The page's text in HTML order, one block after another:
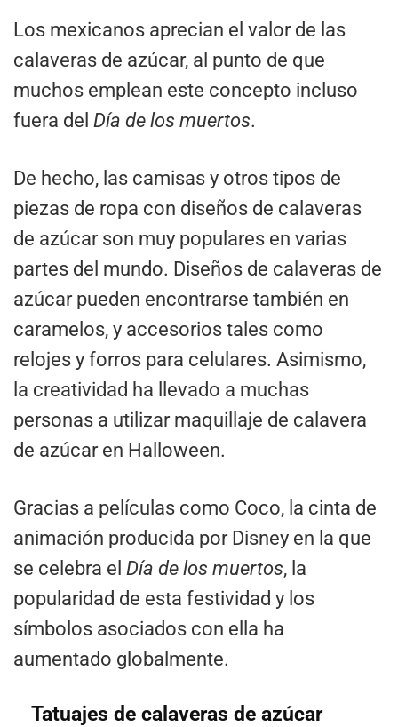
Los mexicanos aprecian el valor de las
calaveras de azúcar, al punto de que
muchos emplean este concepto incluso
fuera del Día de los muertos.
De hecho, las camisas y otros tipos de
piezas de ropa con diseños de calaveras
de azúcar son muy populares en varias
partes del mundo. Diseños de calaveras de
azúcar pueden encontrarse también en
caramelos, y accesorios tales como
relojes y forros para celulares. Asimismo,
la creatividad ha llevado a muchas
personas a utilizar maquillaje de calavera
de azúcar en Halloween.
Gracias a películas como Coco, la cinta de
animación producida por Disney en la que
se celebra el Día de los muertos, la
popularidad de esta festividad y los
símbolos asociados con ella ha
aumentado globalmente.
Tatuajes de calaveras de azúcar